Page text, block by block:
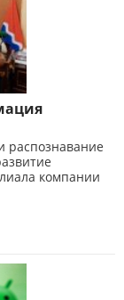
распознавание
компании